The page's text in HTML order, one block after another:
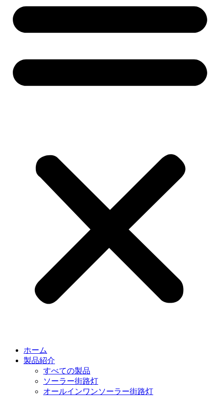
ホーム
製品紹介
すべての製品
ソーラー街路灯
オールインワンソーラー街路灯